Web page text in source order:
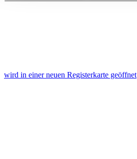
wird in einer neuen Registerkarte geöffnet